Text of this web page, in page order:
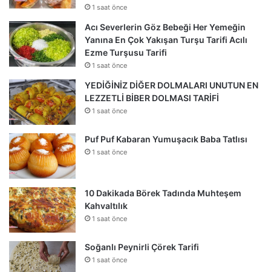
1 saat önce
Acı Severlerin Göz Bebeği Her Yemeğin
Yanına En Çok Yakışan Turşu Tarifi Acılı
Ezme Turşusu Tarifi
1 saat önce
YEDİĞİNİZ DİĞER DOLMALARI UNUTUN EN
LEZZETLİ BİBER DOLMASI TARİFİ
1 saat önce
Puf Puf Kabaran Yumuşacık Baba Tatlısı
1 saat önce
10 Dakikada Börek Tadında Muhteşem
Kahvaltılık
1 saat önce
Soğanlı Peynirli Çörek Tarifi
1 saat önce